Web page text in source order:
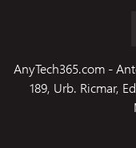
AnyTech365.com -
189, Urb. Ricmar,